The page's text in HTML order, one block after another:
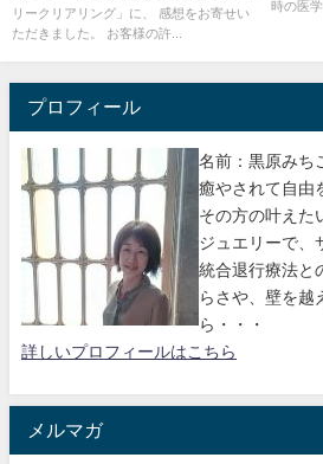
リークリアリング」に、 感想をお寄せい
ただきました。 お客様の許...
時の医
プロフィール
名前：黒原みち
癒やされて自由
その方の叶えた
ジュエリーで、
統合退行療法と
らさや、壁を越
ら・・・
詳しいプロフィールはこちら
メルマガ